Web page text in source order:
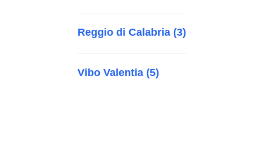
Reggio di Calabria (3)
Vibo Valentia (5)